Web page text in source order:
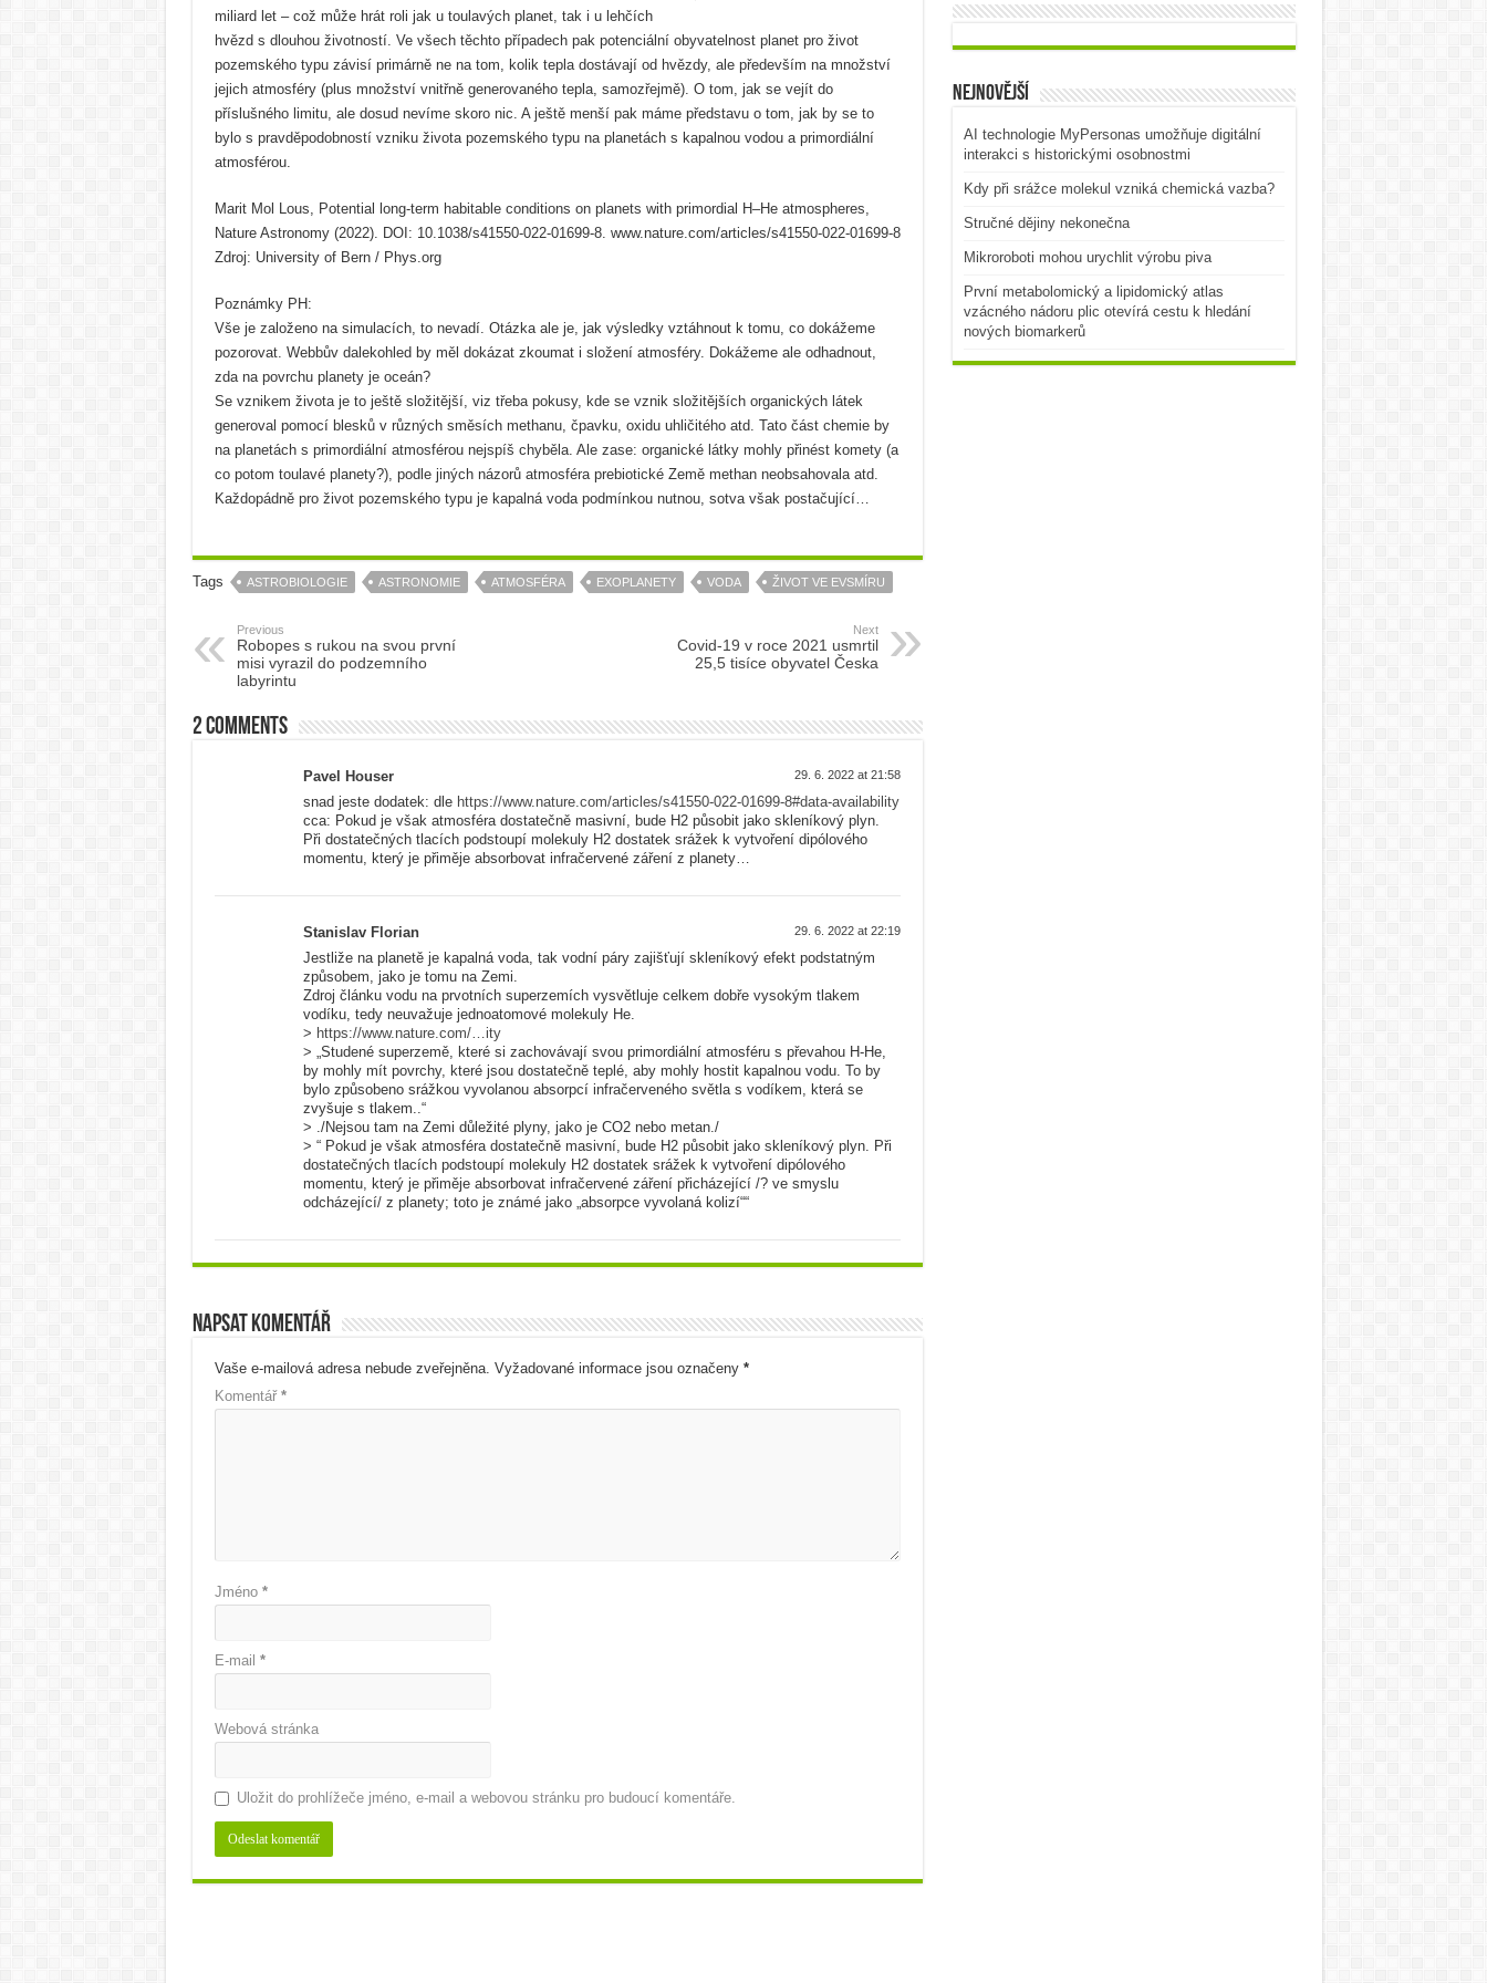
miliard let – což může hrát roli jak u toulavých planet, tak i u lehčích
hvězd s dlouhou životností. Ve všech těchto případech pak potenciální obyvatelnost planet pro život
pozemského typu závisí primárně ne na tom, kolik tepla dostávají od hvězdy, ale především na množství
jejich atmosféry (plus množství vnitřně generovaného tepla, samozřejmě). O tom, jak se vejít do
příslušného limitu, ale dosud nevíme skoro nic. A ještě menší pak máme představu o tom, jak by se to
bylo s pravděpodobností vzniku života pozemského typu na planetách s kapalnou vodou a primordiální
atmosférou.
Marit Mol Lous, Potential long-term habitable conditions on planets with primordial H–He atmospheres,
Nature Astronomy (2022). DOI: 10.1038/s41550-022-01699-8. www.nature.com/articles/s41550-022-01699-8
Zdroj: University of Bern / Phys.org
Poznámky PH:
Vše je založeno na simulacích, to nevadí. Otázka ale je, jak výsledky vztáhnout k tomu, co dokážeme
pozorovat. Webbův dalekohled by měl dokázat zkoumat i složení atmosféry. Dokážeme ale odhadnout,
zda na povrchu planety je oceán?
Se vznikem života je to ještě složitější, viz třeba pokusy, kde se vznik složitějších organických látek
generoval pomocí blesků v různých směsích methanu, čpavku, oxidu uhličitého atd. Tato část chemie by
na planetách s primordiální atmosférou nejspíš chyběla. Ale zase: organické látky mohly přinést komety (a
co potom toulavé planety?), podle jiných názorů atmosféra prebiotické Země methan neobsahovala atd.
Každopádně pro život pozemského typu je kapalná voda podmínkou nutnou, sotva však postačující…
Tags ASTROBIOLOGIE ASTRONOMIE ATMOSFÉRA EXOPLANETY VODA ŽIVOT VE EVSMÍRU
Previous
Robopes s rukou na svou první
misi vyrazil do podzemního
labyrintu
Next
Covid-19 v roce 2021 usmrtil
25,5 tisíce obyvatel Česka
2 comments
Pavel Houser 29. 6. 2022 at 21:58
snad jeste dodatek: dle https://www.nature.com/articles/s41550-022-01699-8#data-availability
cca: Pokud je však atmosféra dostatečně masivní, bude H2 působit jako skleníkový plyn.
Při dostatečných tlacích podstoupí molekuly H2 dostatek srážek k vytvoření dipólového
momentu, který je přiměje absorbovat infračervené záření z planety…
Stanislav Florian 29. 6. 2022 at 22:19
Jestliže na planetě je kapalná voda, tak vodní páry zajišťují skleníkový efekt podstatným
způsobem, jako je tomu na Zemi.
Zdroj článku vodu na prvotních superzemích vysvětluje celkem dobře vysokým tlakem
vodíku, tedy neuvažuje jednoatomové molekuly He.
> https://www.nature.com/…ity
> „Studené superzemě, které si zachovávají svou primordiální atmosféru s převahou H-He,
by mohly mít povrchy, které jsou dostatečně teplé, aby mohly hostit kapalnou vodu. To by
bylo způsobeno srážkou vyvolanou absorpcí infračerveného světla s vodíkem, která se
zvyšuje s tlakem..“
> ./Nejsou tam na Zemi důležité plyny, jako je CO2 nebo metan./
> “ Pokud je však atmosféra dostatečně masivní, bude H2 působit jako skleníkový plyn. Při
dostatečných tlacích podstoupí molekuly H2 dostatek srážek k vytvoření dipólového
momentu, který je přiměje absorbovat infračervené záření přicházející /? ve smyslu
odcházející/ z planety; toto je známé jako „absorpce vyvolaná kolizí““
Napsat komentář
Vaše e-mailová adresa nebude zveřejněna. Vyžadované informace jsou označeny *
Komentář *
Jméno *
E-mail *
Webová stránka
Uložit do prohlížeče jméno, e-mail a webovou stránku pro budoucí komentáře.
Nejnovější
AI technologie MyPersonas umožňuje digitální
interakci s historickými osobnostmi
Kdy při srážce molekul vzniká chemická vazba?
Stručné dějiny nekonečna
Mikroroboti mohou urychlit výrobu piva
První metabolomický a lipidomický atlas
vzácného nádoru plic otevírá cestu k hledání
nových biomarkerů